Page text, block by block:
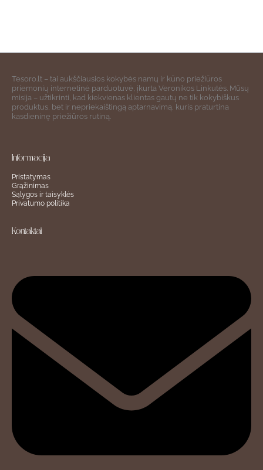
Tesoro.lt – tai aukščiausios kokybės namų ir kūno priežiūros
priemonių internetinė parduotuvė, įkurta Veronikos Linkutės. Mūsų
misija – užtikrinti, kad kiekvienas klientas gautų ne tik kokybiškus
produktus, bet ir nepriekaištingą aptarnavimą, kuris praturtina
kasdieninę priežiūros rutiną.
Informacija
Pristatymas
Grąžinimas
Sąlygos ir taisyklės
Privatumo politika
Kontaktai